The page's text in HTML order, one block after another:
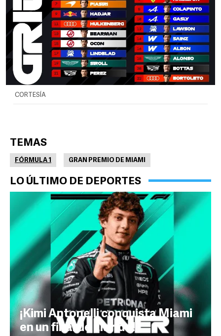
CORTESÍA
TEMAS
FÓRMULA 1 GRAN PREMIO DE MIAMI
LO ÚLTIMO DE DEPORTES
¡Kimi Antonelli conquista Miami
en un final de alarido!